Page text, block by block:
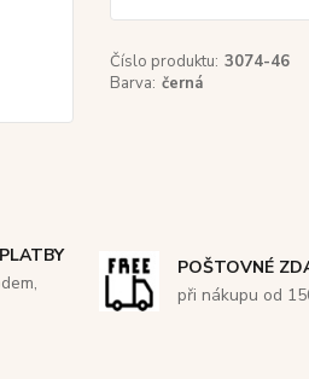
Číslo produktu: 3074-46
Barva: černá
POŠTOVNÉ
při nákupu od